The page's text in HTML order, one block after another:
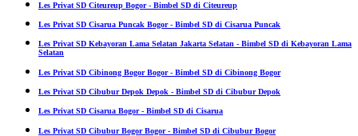
Les Privat SD Citeureup Bogor - Bimbel SD di Citeureup
Les Privat SD Cisarua Puncak Bogor - Bimbel SD di Cisarua Puncak
Les Privat SD Kebayoran Lama Selatan Jakarta Selatan - Bimbel SD di Kebayoran Lama
Selatan
Les Privat SD Cibinong Bogor Bogor - Bimbel SD di Cibinong Bogor
Les Privat SD Cibubur Depok Depok - Bimbel SD di Cibubur Depok
Les Privat SD Cisarua Bogor - Bimbel SD di Cisarua
Les Privat SD Cibubur Bogor Bogor - Bimbel SD di Cibubur Bogor